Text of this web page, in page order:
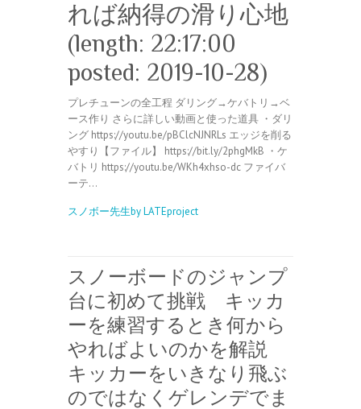
れば納得の滑り心地
(length: 22:17:00
posted: 2019-10-28)
プレチューンの全工程 ダリング→ケバトリ→ベ
ース作り さらに詳しい動画と使った道具 ・ダリ
ング https://youtu.be/pBClcNJNRLs エッジを削る
やすり【ファイル】 https://bit.ly/2phgMkB ・ケ
バトリ https://youtu.be/WKh4xhso-dc ファイバ
ーテ…
スノボー先生by LATEproject
スノーボードのジャンプ
台に初めて挑戦 キッカ
ーを練習するとき何から
やればよいのかを解説
キッカーをいきなり飛ぶ
のではなくゲレンデでま